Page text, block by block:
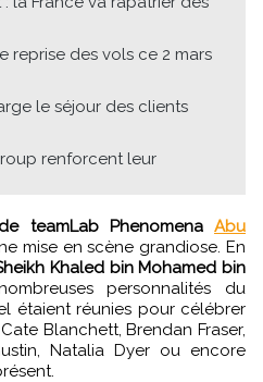
reprise des vols ce 2 mars
le séjour des clients
renforcent leur
de teamLab Phenomena Abu
mise en scène grandiose. En
Khaled bin Mohamed bin
personnalités du
étaient réunies pour célébrer
Blanchett, Brendan Fraser,
Natalia Dyer ou encore